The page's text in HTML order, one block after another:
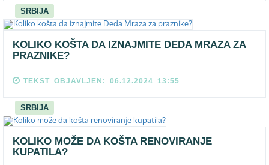
SRBIJA
KOLIKO KOŠTA DA IZNAJMITE DEDA MRAZA ZA
PRAZNIKE?
TEKST OBJAVLJEN: 06.12.2024 13:55
SRBIJA
KOLIKO MOŽE DA KOŠTA RENOVIRANJE
KUPATILA?